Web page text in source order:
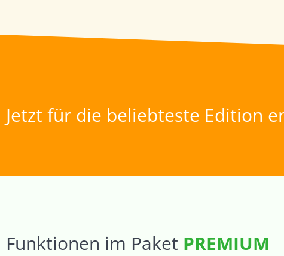
Jetzt für die beliebteste Edition
Funktionen im Paket PREMIUM